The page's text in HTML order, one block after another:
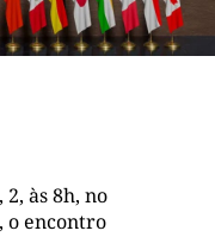
às 8h, no
o encontro